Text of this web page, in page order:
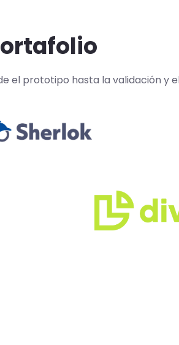
el prototipo hasta la validación y